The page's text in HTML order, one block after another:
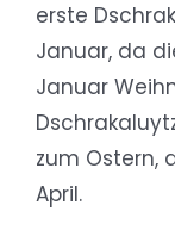
erste
Januar, da
Januar
zum Ostern,
April.